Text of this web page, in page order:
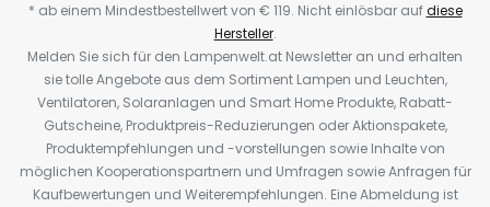
* ab einem Mindestbestellwert von € 119. Nicht einlösbar aufdiese
Hersteller.
Melden Sie sich für den Lampenwelt.at Newsletter an und erhalten
sie tolle Angebote aus dem Sortiment Lampen und Leuchten,
Ventilatoren, Solaranlagen und Smart Home Produkte, Rabatt-
Gutscheine, Produktpreis-Reduzierungen oder Aktionspakete,
Produktempfehlungen und -vorstellungen sowie Inhalte von
möglichen Kooperationspartnern und Umfragen sowie Anfragen für
Kaufbewertungen und Weiterempfehlungen. Eine Abmeldung ist